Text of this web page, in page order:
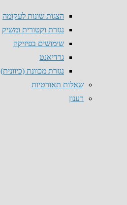
הצגות שונות לעקומה
נגזרת וקטורית ומשיק
שימושים בפיזיקה
גרדיאנט
נגזרת מכוונת (כיוונית)
שאלות תאורטיות
רענון